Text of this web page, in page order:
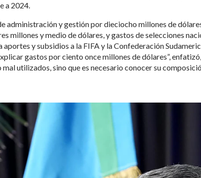
a 2024.
administración y gestión por dieciocho millones de
millones y medio de dólares, y gastos de selecciones
y subsidios a la FIFA y la Confederación
gastos por ciento once millones de dólares”,
utilizados, sino que es necesario conocer su